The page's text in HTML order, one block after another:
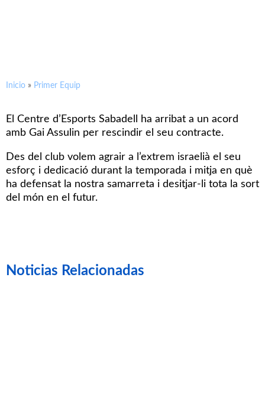
Inicio » Primer Equip
El Centre d’Esports Sabadell ha arribat a un acord
amb Gai Assulin per rescindir el seu contracte.
Des del club volem agrair a l’extrem israelià el seu
esforç i dedicació durant la temporada i mitja en què
ha defensat la nostra samarreta i desitjar-li tota la sort
del món en el futur.
Noticias Relacionadas